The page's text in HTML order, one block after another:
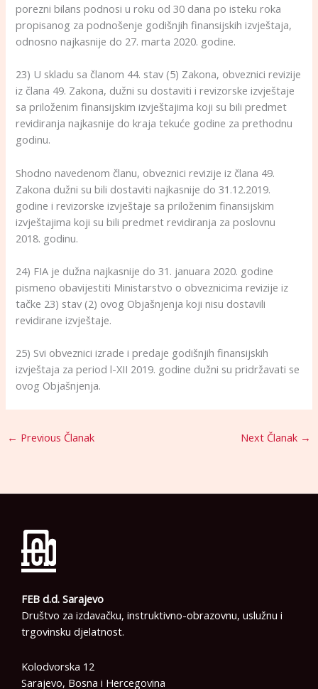
porezni bilans podnosi u roku od 30 dana po isteku roka
propisanog za podnošenje godišnjih finansijskih izvještaja,
odnosno najkasnije do 27. marta 2020. godine.
23) U skladu sa članom 44. stav (5) Zakona, obveznici revizije
iz člana 49. Zakona, dužni su dostaviti i revizorske izvještaje
sa priloženim finansijskim izvještajima koji su bili predmet
revidiranja najkasnije do kraja tekuće godine za prethodnu
godinu.
Shodno navedenom članu, obveznici revizije iz člana 49.
Zakona dužni su bili dostaviti najkasnije do 31.12.2019.
godine i revizorske izvještaje sa priloženim finansijskim
izvještajima koji su bili predmet revidiranja za poslovnu
2018. godinu.
24) FIA je dužna najkasnije do 31. januara 2020. godine
pismeno obavijestiti Ministarstvo o obveznicima revizije iz
tačke 23) stav (2) ovog Objašnjenja koji nisu dostavili
revidirane izvještaje.
25) Svi obveznici izrade i predaje godišnjih finansijskih
izvještaja za period l-XII 2019. godine dužni su pridržavati se
ovog Objašnjenja.
← Previous Članak Next Članak →
FEB d.d. Sarajevo
Društvo za izdavačku, instruktivno-obrazovnu, uslužnu i
trgovinsku djelatnost.
Kolodvorska 12
Sarajevo, Bosna i Hercegovina